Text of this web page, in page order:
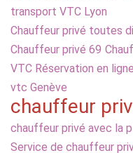
transport VTC Lyon
Chauffeur privé toutes
Chauffeur privé 69
VTC Réservation en
vtc Genève
chauffeur
chauffeur privé avec la
Service de chauffeur